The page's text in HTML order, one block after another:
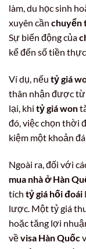
làm, du học sinh
xuyên cần chuyển
Sự biến động của
kể đến số tiền
Ví dụ, nếu tỷ giá
thân nhận được
lại, khi tỷ giá won
đó, việc chọn thời
kiệm một khoản
Ngoài ra, đối với
mua nhà ở Hàn
tích tỷ giá hối đoái
lược. Một tỷ giá
hoặc tăng lợi
vềvisa Hàn Quốc